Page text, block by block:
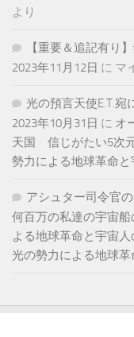
より
【重要＆追記有り
2023年11月12日 に マ
光の預言天使E.T.
2023年10月31日 に オ
天国 信じがたい5次
勢力による地球革命と
アシュター司令官
何百万の私達の宇宙
よる地球革命と宇宙
光の勢力による地球革